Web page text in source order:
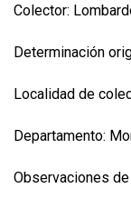
Colector:
Determinación
Localidad de
Departamento:
Observaciones